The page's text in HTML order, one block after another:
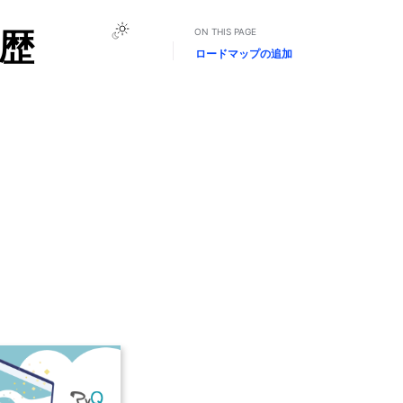
ON THIS PAGE
ロードマップの追加